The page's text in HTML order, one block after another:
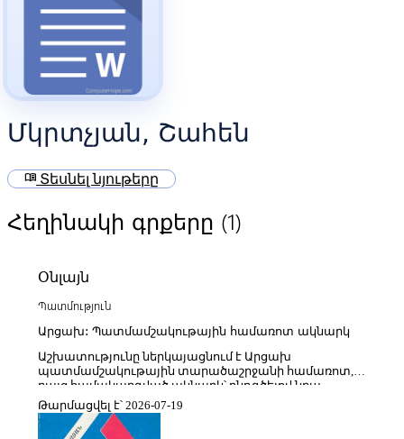
Մկրտչյան, Շահեն
menu_book Տեսնել նյութերը
Հեղինակի գրքերը (1)
Օնլայն
Պատմություն
Արցախ: Պատմամշակութային համառոտ ակնարկ
Աշխատությունը ներկայացնում է Արցախ
պատմամշակութային տարածաշրջանի համառոտ,
բայց համակարգված ակնարկ՝ ընդգծելով նրա
պատմական զարգացման հիմնական փուլերը,
մշակութային ժառանգությունը և հասարակական-
քաղաքական առանձնահատկությունները։
Թարմացվել է՝ 2026-07-19